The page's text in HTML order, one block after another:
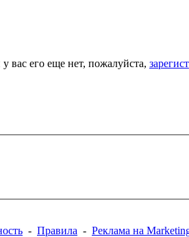
вас его еще нет, пожалуйста,
- Правила - Реклама на